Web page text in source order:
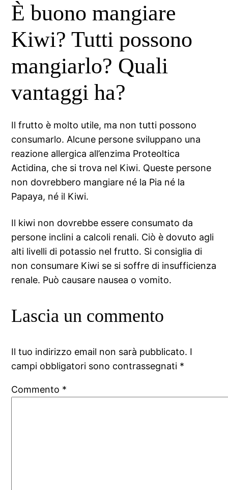
È buono mangiare
Kiwi? Tutti possono
mangiarlo? Quali
vantaggi ha?
Il frutto è molto utile, ma non tutti possono
consumarlo. Alcune persone sviluppano una
reazione allergica all’enzima Proteoltica
Actidina, che si trova nel Kiwi. Queste persone
non dovrebbero mangiare né la Pia né la
Papaya, né il Kiwi.
Il kiwi non dovrebbe essere consumato da
persone inclini a calcoli renali. Ciò è dovuto agli
alti livelli di potassio nel frutto. Si consiglia di
non consumare Kiwi se si soffre di insufficienza
renale. Può causare nausea o vomito.
Lascia un commento
Il tuo indirizzo email non sarà pubblicato. I
campi obbligatori sono contrassegnati *
Commento *